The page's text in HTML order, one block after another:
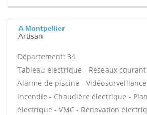
A Montpellier
Artisan
Département: 34
Tableau électrique - Réseaux
Alarme de piscine -
incendie - Chaudière électrique -
électrique - VMC - Rénovation